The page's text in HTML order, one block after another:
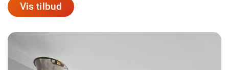
Vis tilbud